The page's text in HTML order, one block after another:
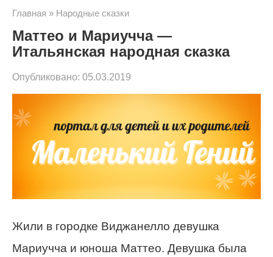
с
к
Главная » Народные сказки
Маттео и Мариучча —
Итальянская народная сказка
Опубликовано: 05.03.2019
Жили в городке Виджанелло девушка
Мариучча и юноша Маттео. Девушка была